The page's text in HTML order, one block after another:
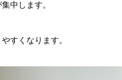
中します。
すくなります。